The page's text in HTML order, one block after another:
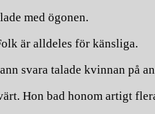
med ögonen.
är alldeles för känsliga.
svara talade kvinnan på
Hon bad honom artigt